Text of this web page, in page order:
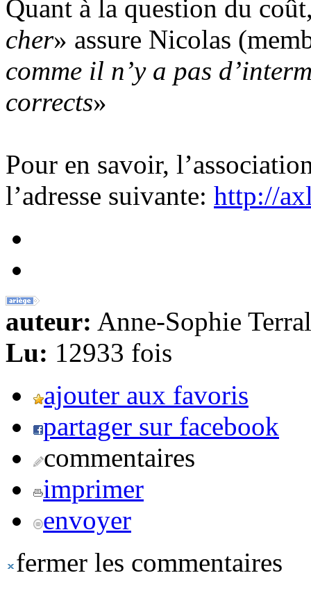
Quant à la question du
cher» assure Nicolas
comme il n’y a pas
corrects»
Pour en savoir,
l’adresse suivante: http://
auteur: Anne-Sophie
Lu: 12933 fois
ajouter aux favoris
partager sur facebook
commentaires
imprimer
envoyer
fermer les commentaires